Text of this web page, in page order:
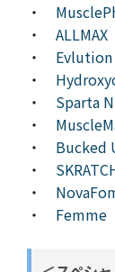
・
・ ALLMAX
・
・
・ Sparta
・
・ Bucked
・
・
・ Femme